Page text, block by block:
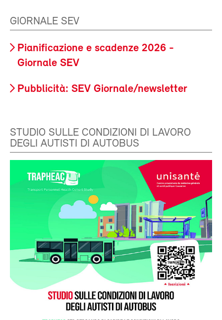
GIORNALE SEV
Pianificazione e scadenze 2026 -
Giornale SEV
Pubblicità: SEV Giornale/newsletter
STUDIO SULLE CONDIZIONI DI LAVORO
DEGLI AUTISTI DI AUTOBUS